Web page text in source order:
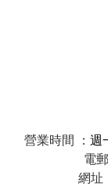
營業時間 ： 週
電
網址